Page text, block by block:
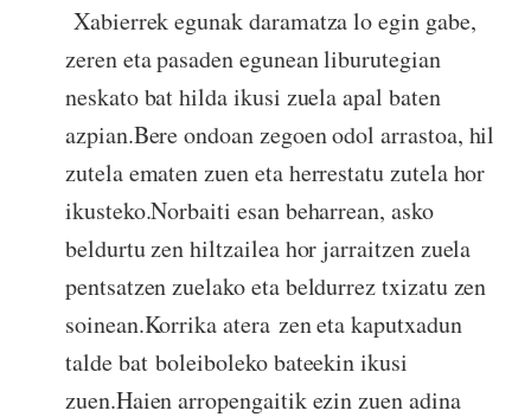
Xabierrek egunak daramatza lo egin gabe,
zeren eta pasaden egunean liburutegian
neskato bat hilda ikusi zuela apal baten
azpian.Bere ondoan zegoen odol arrastoa, hil
zutela ematen zuen eta herrestatu zutela hor
ikusteko.Norbaiti esan beharrean, asko
beldurtu zen hiltzailea hor jarraitzen zuela
pentsatzen zuelako eta beldurrez txizatu zen
soinean.Korrika atera zen eta kaputxadun
talde bat boleiboleko bateekin ikusi
zuen.Haien arropengaitik ezin zuen adina